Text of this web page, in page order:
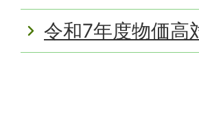
令和7年度物価高